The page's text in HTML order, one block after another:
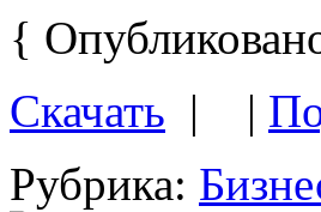
{
Скачать | |
Рубрика: